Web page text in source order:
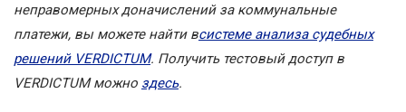
неправомерных доначислений за коммунальные
платежи, вы можете найти всистеме анализа судебных
решений VERDICTUM. Получить тестовый доступ в
VERDICTUM можно здесь.